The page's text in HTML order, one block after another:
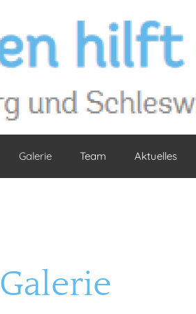
Galerie Team Aktuelles
Galerie